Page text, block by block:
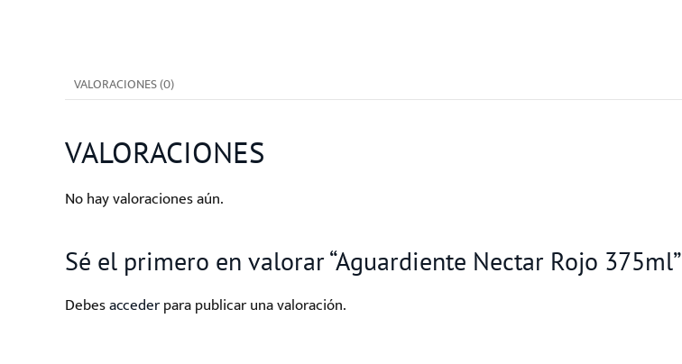
VALORACIONES (0)
VALORACIONES
No hay valoraciones aún.
Sé el primero en valorar “Aguardiente Nectar Rojo 375ml”
Debesaccederpara publicar una valoración.